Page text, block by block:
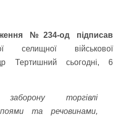
№234-од підписав
селищної військової
Тертишний сьогодні, 6
торгівлі
та речовинами,